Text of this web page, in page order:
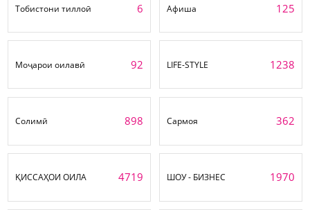
Тобистони тиллоӣ 6 Афиша 125
Моҷарои оилавӣ 92 LIFE-STYLE 1238
Солимӣ 898 Сармоя 362
ҚИССАҲОИ ОИЛА 4719 ШОУ - БИЗНЕС 1970